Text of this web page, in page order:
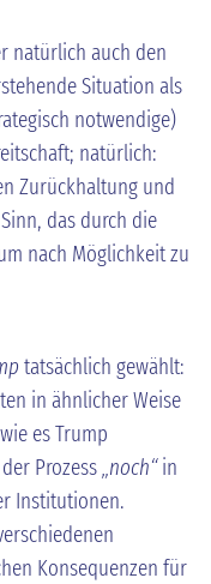
natürlich auch den
Situation als
notwendige)
natürlich:
Zurückhaltung und
das durch die
nach Möglichkeit zu
tatsächlich gewählt:
in ähnlicher Weise
es Trump
Prozess„noch“in
Institutionen.
Konsequenzen für